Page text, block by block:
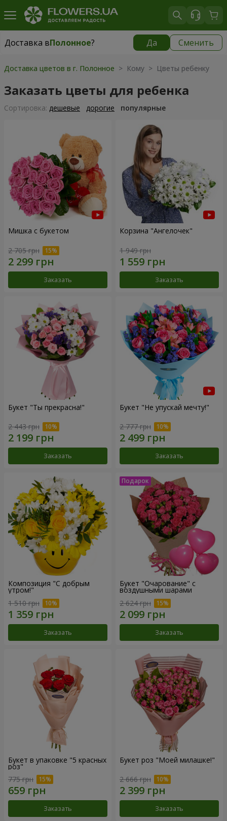
Доставка вПолонное? Да Сменить
Доставка вПолонное|
Доставка цветов в г. Полонное > Кому > Цветы ребенку
Заказать цветы для ребенка
Cортировка: дешевые дорогие популярные
Мишка с букетом
2 705 грн
Заказать
Корзина "Ангелочек"
1 949 грн
Заказать
Букет "Ты прекрасна!"
2 443 грн
Заказать
Букет "Не упускай мечту!"
2 777 грн
Заказать
Композиция "С добрым
утром!"
1 510 грн
Заказать
Букет "Очарование" с
воздушными шарами
2 624 грн
Заказать
Букет в упаковке "5 красных
роз"
775 грн
Заказать
Букет роз "Моей милашке!"
2 666 грн
Заказать